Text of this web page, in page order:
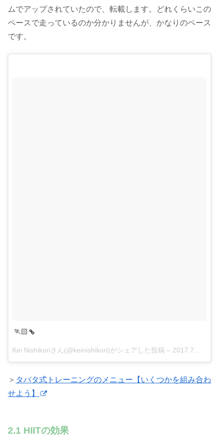
ムでアップされていたので、転載します。どれくらいこの
ペースで走っているのか分かりませんが、かなりのペース
です。
🏃🏻
Kei Nishikoriさん(@keinishikori)がシェアした投稿 – 2017 7月 22 12:16午後 PDT
＞ タバタ式トレーニングのメニュー【いくつかを組み合わ
せよう】
2.1 HIITの効果